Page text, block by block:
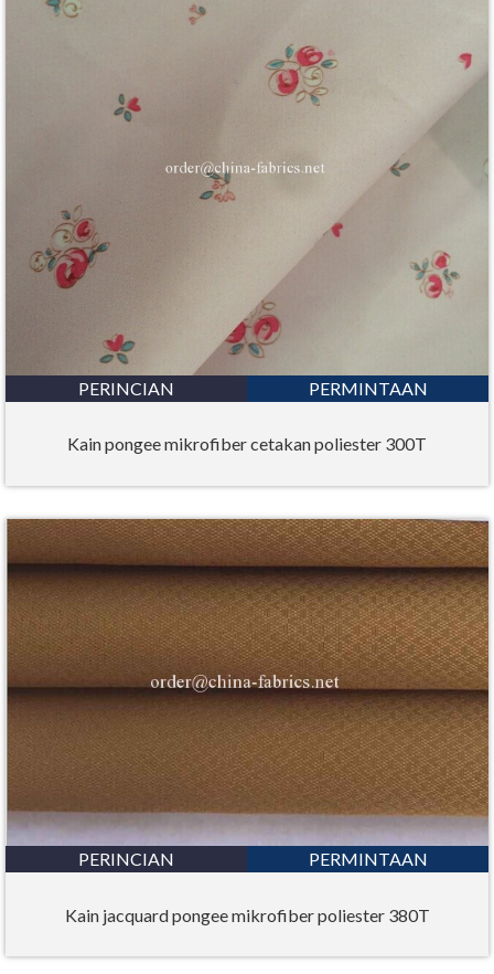
PERINCIAN PERMINTAAN
Kain pongee mikrofiber cetakan poliester 300T
PERINCIAN PERMINTAAN
Kain jacquard pongee mikrofiber poliester 380T